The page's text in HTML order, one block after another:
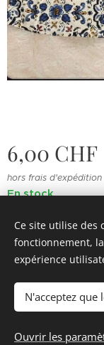
6,00 CHF
hors frais d'expédition
En stock
Ce site utilise des
fonctionnement,
expérience
N'acceptez que
Ouvrir les